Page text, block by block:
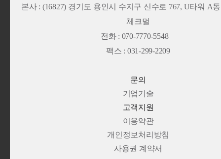
본사 :(16827) 경기도 용인시 수지구 신수로 767, U타워 A동
체크멀
전화 : 070-7770-5548
팩스 : 031-299-2209
문의
기업기술
고객지원
이용약관
개인정보처리방침
사용권 계약서